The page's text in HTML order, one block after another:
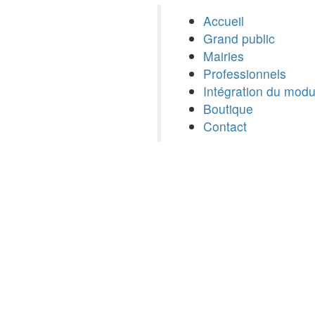
Accueil
Grand public
Mairies
Professionnels
Intégration du
Boutique
Contact